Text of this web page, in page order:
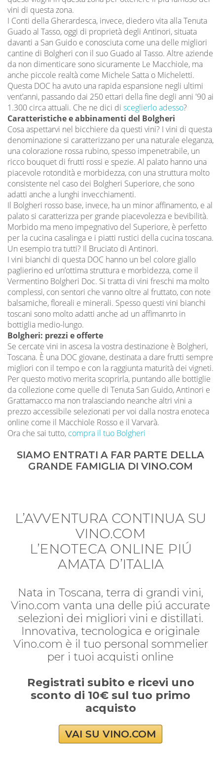
vini di questa zona.
I Conti della Gherardesca, invece, diedero vita alla Tenuta
Guado al Tasso, oggi di proprietà degli Antinori, situata
davanti a San Guido e conosciuta come una delle migliori
cantine di Bolgheri con il suo Guado al Tasso. Altre aziende
da non dimenticare sono sicuramente Le Macchiole, ma
anche piccole realtà come Michele Satta o Micheletti.
Questa DOC ha avuto una rapida espansione negli ultimi
vent’anni, passando dai 250 ettari della fine degli anni '90 ai
1.300 circa attuali. Che ne dici di sceglierlo adesso?
Caratteristiche e abbinamenti del Bolgheri
Cosa aspettarvi nel bicchiere da questi vini? I vini di questa
denominazione si caratterizzano per una naturale eleganza,
una colorazione rossa rubino, spesso impenetrabile, un
ricco bouquet di frutti rossi e spezie. Al palato hanno una
piacevole rotondità e morbidezza, con una struttura molto
consistente nel caso dei Bolgheri Superiore, che sono
adatti anche a lunghi invecchiamenti.
Il Bolgheri rosso base, invece, ha un minor affinamento, e al
palato si caratterizza per grande piacevolezza e bevibilità.
Morbido ma meno impegnativo del Superiore, è perfetto
per la cucina casalinga e i piatti rustici della cucina toscana.
Un esempio tra tutti? Il Bruciato di Antinori.
I vini bianchi di questa DOC hanno un bel colore giallo
paglierino ed un’ottima struttura e morbidezza, come il
Vermentino Bolgheri Doc. Si tratta di vini freschi ma molto
complessi, con sentori che vanno oltre al fruttato, con note
balsamiche, floreali e minerali. Spesso questi vini bianchi
toscani sono molto adatti anche ad un affimanrto in
bottiglia medio-lungo.
Bolgheri: prezzi e offerte
Se cercate vini in ascesa la vostra destinazione è Bolgheri,
Toscana. È una DOC giovane, destinata a dare frutti sempre
migliori con il tempo e con la raggiunta maturità dei vigneti.
Per questo motivo merita scoprirla, puntando alle bottiglie
da collezione come quelle di Tenuta San Guido, Antinori e
Grattamacco ma non tralasciando neanche altri vini a
prezzo accessibile selezionati per voi dalla nostra enoteca
online come il Macchiole Rosso e il Varvarà.
Ora che sai tutto, compra il tuo Bolgheri
SIAMO ENTRATI A FAR PARTE DELLA
GRANDE FAMIGLIA DI VINO.COM
L’AVVENTURA CONTINUA SU
VINO.COM
L’ENOTECA ONLINE PIÚ
AMATA D’ITALIA
Nata in Toscana, terra di grandi vini,
Vino.com vanta una delle piú accurate
selezioni dei migliori vini e distillati.
Innovativa, tecnologica e originale
Vino.com è il tuo personal sommelier
per i tuoi acquisti online
Registrati subito e ricevi uno
sconto di 10€ sul tuo primo
acquisto
VAI SU VINO.COM